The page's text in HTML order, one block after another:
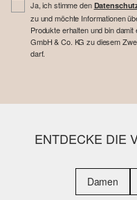
Ja, ich stimme den
zu und möchte Informationen
Produkte erhalten und bin
GmbH & Co. KG zu diesem
darf.
ENTDECKE DIE
Damen